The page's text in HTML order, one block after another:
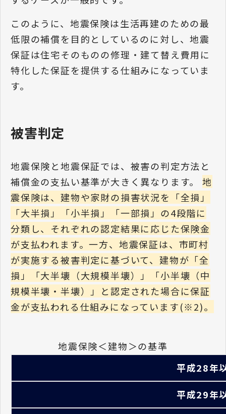
このように、地震保険は生活再建のための最
低限の補償を目的としているのに対し、地震
保証は住宅そのものの修理・建て替え費用に
特化した保証を提供する仕組みになっていま
す。
被害判定
地震保険と地震保証では、被害の判定方法と
補償金の支払い基準が大きく異なります。 地
震保険は、建物や家財の損害状況を「全損」
「大半損」「小半損」「一部損」の4段階に
分類し、それぞれの認定結果に応じた保険金
が支払われます。一方、地震保証は、市町村
が実施する被害判定に基づいて、建物が「全
損」「大半壊（大規模半壊）」「小半壊（中
規模半壊・半壊）」と認定された場合に保証
金が支払われる仕組みになっています(※2)。
地震保険＜建物＞の基準
平成28年
平成29年